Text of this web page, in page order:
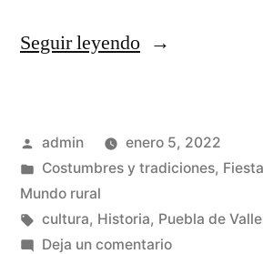
Seguir leyendo«Ritos
perdidos»
Publicado
por
admin
enero 5, 2022
Publicado
en
Costumbres y tradiciones,
Mundo rural
Etiquetas:
cultura, Historia, Puebla de
Deja un comentarioen